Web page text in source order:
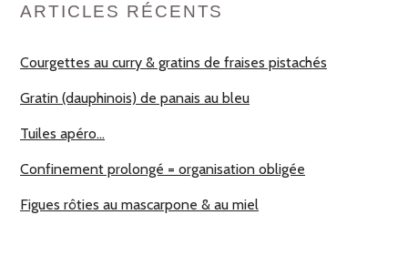
ARTICLES RÉCENTS
Courgettes au curry & gratins de fraises pistachés
Gratin (dauphinois) de panais au bleu
Tuiles apéro…
Confinement prolongé = organisation obligée
Figues rôties au mascarpone & au miel